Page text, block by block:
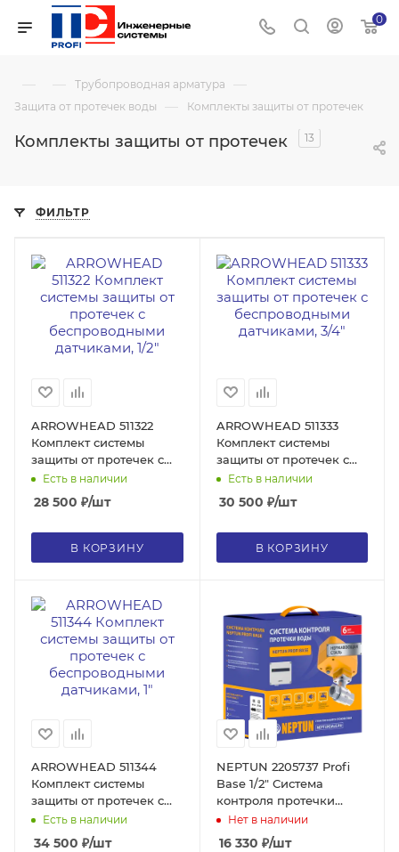
0
— — Трубопроводная арматура —
Защита от протечек воды — Комплекты защиты от протечек
Комплекты защиты от протечек 13
ФИЛЬТР
ARROWHEAD 511322
Комплект системы
защиты от протечек с
беспроводными
датчиками, 1/2"
Есть в наличии
28 500 ₽/шт
В КОРЗИНУ
ARROWHEAD 511333
Комплект системы
защиты от протечек с
беспроводными
датчиками, 3/4"
Есть в наличии
30 500 ₽/шт
В КОРЗИНУ
ARROWHEAD 511344
Комплект системы
защиты от протечек с
беспроводными
датчиками, 1"
Есть в наличии
34 500 ₽/шт
NEPTUN 2205737 Profi
Base 1/2" Система
контроля протечки
воды, датчики
проводные
Нет в наличии
16 330 ₽/шт